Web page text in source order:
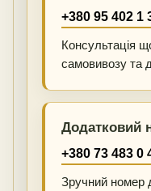
+380 95 402 1
Консультація
самовивозу та
Додатковий
+380 73 483 0
Зручний номер